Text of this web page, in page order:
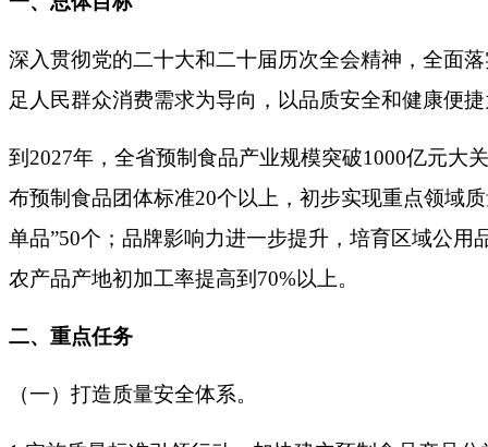
深入贯彻党的二十大和二十届历次全会精神，全面
足人民群众消费需求为导向，以品质安全和健康便
到 2027年，全省预制食品产业规模突破1000亿元大
布预制食品团体标准20个以上，初步实现重点领域
单品”50个；品牌影响力进一步提升，培育区域公
农产品产地初加工率提高到70%以上。
二、重点任务
（一）打造质量安全体系。